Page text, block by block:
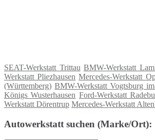
SEAT-Werkstatt Trittau BMW-Werkstatt
Werkstatt Pliezhausen Mercedes-Werkstatt
(Württemberg) BMW-Werkstatt Vogtsburg
Königs Wusterhausen Ford-Werkstatt
Werkstatt Dörentrup Mercedes-Werkstatt
Autowerkstatt suchen (Marke/Ort):